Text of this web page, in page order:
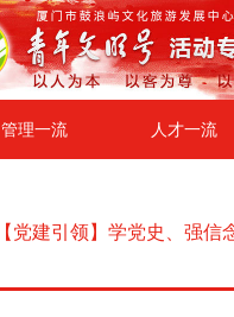
管理一流 人才一流
【党建引领】学党史、强